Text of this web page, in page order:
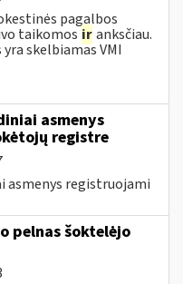
pagalbos
taikomos iranksčiau.
skelbiamas VMI
asmenys
registre
asmenys registruojami
pelnas šoktelėjo